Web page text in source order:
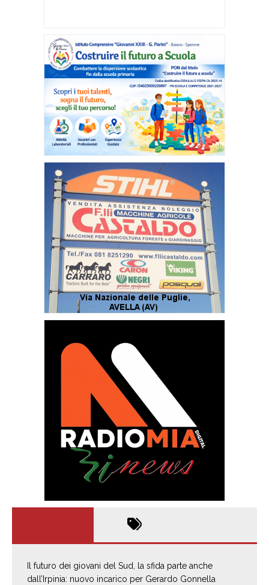
Il futuro dei giovani del Sud, la sfida parte anche
dall’Irpinia: nuovo incarico per Gerardo Gonnella